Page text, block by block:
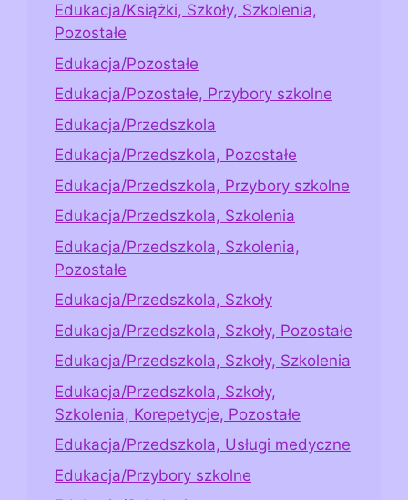
Edukacja/Książki, Szkoły, Szkolenia,
Pozostałe
Edukacja/Pozostałe
Edukacja/Pozostałe, Przybory szkolne
Edukacja/Przedszkola
Edukacja/Przedszkola, Pozostałe
Edukacja/Przedszkola, Przybory szkolne
Edukacja/Przedszkola, Szkolenia
Edukacja/Przedszkola, Szkolenia,
Pozostałe
Edukacja/Przedszkola, Szkoły
Edukacja/Przedszkola, Szkoły, Pozostałe
Edukacja/Przedszkola, Szkoły, Szkolenia
Edukacja/Przedszkola, Szkoły,
Szkolenia, Korepetycje, Pozostałe
Edukacja/Przedszkola, Usługi medyczne
Edukacja/Przybory szkolne